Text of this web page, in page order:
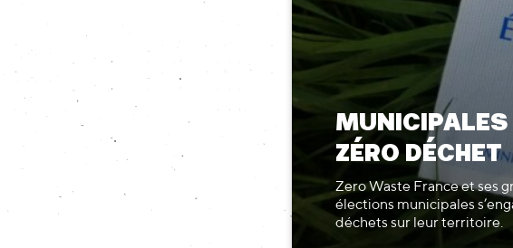
ZÉRO DÉCHET
Zero Waste France et ses
élections municipales
déchets sur leur territoire.